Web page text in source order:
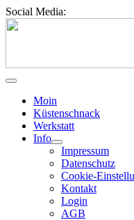
Social Media:
Moin
Küstenschnack
Werkstatt
Info
Impressum
Datenschutz
Cookie-
Kontakt
Login
AGB